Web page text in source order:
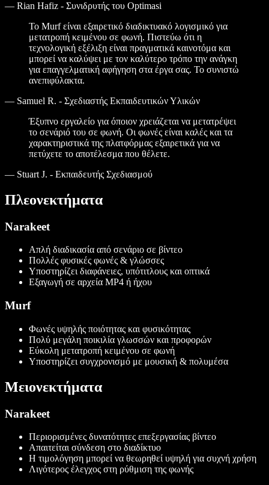
— Rian Hafiz - Συνιδρυτής του Optimasi
Το Murf είναι εξαιρετικό διαδικτυακό λογισμικό για
μετατροπή κειμένου σε φωνή. Πιστεύω ότι η
τεχνολογική εξέλιξη είναι πραγματικά καινοτόμα και
μπορεί να καλύψει με τον καλύτερο τρόπο την ανάγκη
για επαγγελματική αφήγηση στα έργα σας. Το συνιστώ
ανεπιφύλακτα.
— Samuel R. - Σχεδιαστής Εκπαιδευτικών Υλικών
Έξυπνο εργαλείο για όποιον χρειάζεται να μετατρέψει
το σενάριό του σε φωνή. Οι φωνές είναι καλές και τα
χαρακτηριστικά της πλατφόρμας εξαιρετικά για να
πετύχετε το αποτέλεσμα που θέλετε.
— Stuart J. - Εκπαιδευτής Σχεδιασμού
Πλεονεκτήματα
Narakeet
Απλή διαδικασία από σενάριο σε βίντεο
Πολλές φυσικές φωνές & γλώσσες
Υποστηρίζει διαφάνειες, υπότιτλους και οπτικά
Εξαγωγή σε αρχεία MP4 ή ήχου
Murf
Φωνές υψηλής ποιότητας και φυσικότητας
Πολύ μεγάλη ποικιλία γλωσσών και προφορών
Εύκολη μετατροπή κειμένου σε φωνή
Υποστηρίζει συγχρονισμό με μουσική & πολυμέσα
Μειονεκτήματα
Narakeet
Περιορισμένες δυνατότητες επεξεργασίας βίντεο
Απαιτείται σύνδεση στο διαδίκτυο
Η τιμολόγηση μπορεί να θεωρηθεί υψηλή για συχνή χρήση
Λιγότερος έλεγχος στη ρύθμιση της φωνής